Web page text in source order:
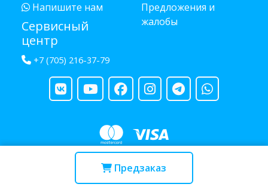
Предзаказ
Напишите нам
Сервисный
центр
+7 (705) 216-37-79
Предложения и
жалобы
Copyright © 2013 - 2026 RUBA - разработано